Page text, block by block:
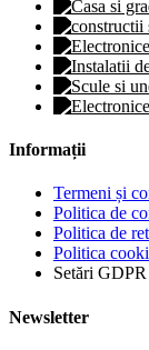
Informații
Termeni și
Politica de
Politica de
Politica
Setări GDPR
Newsletter